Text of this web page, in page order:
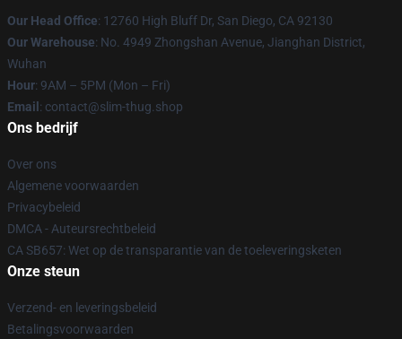
Our Head Office: 12760 High Bluff Dr, San Diego, CA 92130
Our Warehouse: No. 4949 Zhongshan Avenue, Jianghan District,
Wuhan
Hour: 9AM – 5PM (Mon – Fri)
Email : contact@slim-thug.shop
Ons bedrijf
Over ons
Algemene voorwaarden
Privacybeleid
DMCA - Auteursrechtbeleid
CA SB657: Wet op de transparantie van de toeleveringsketen
Onze steun
Verzend- en leveringsbeleid
Betalingsvoorwaarden